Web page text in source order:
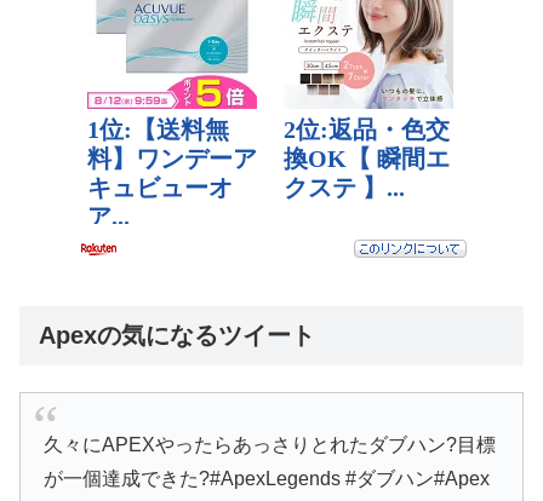
Apexの気になるツイート
久々にAPEXやったらあっさりとれたダブハン?目標
が一個達成できた?#ApexLegends #ダブハン#Apex